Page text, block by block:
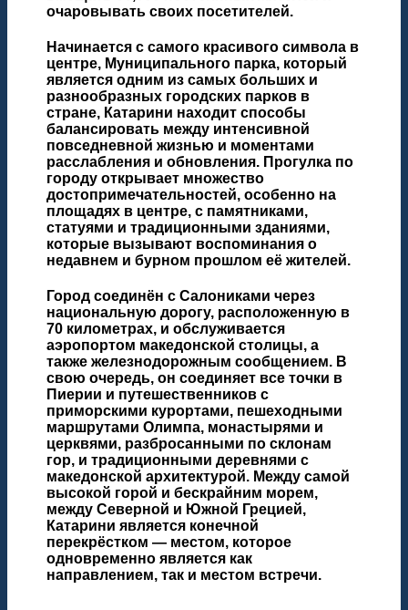
очаровывать своих посетителей.
Начинается с самого красивого символа в
центре, Муниципального парка, который
является одним из самых больших и
разнообразных городских парков в
стране, Катарини находит способы
балансировать между интенсивной
повседневной жизнью и моментами
расслабления и обновления. Прогулка по
городу открывает множество
достопримечательностей, особенно на
площадях в центре, с памятниками,
статуями и традиционными зданиями,
которые вызывают воспоминания о
недавнем и бурном прошлом её жителей.
Город соединён с Салониками через
национальную дорогу, расположенную в
70 километрах, и обслуживается
аэропортом македонской столицы, а
также железнодорожным сообщением. В
свою очередь, он соединяет все точки в
Пиерии и путешественников с
приморскими курортами, пешеходными
маршрутами Олимпа, монастырями и
церквями, разбросанными по склонам
гор, и традиционными деревнями с
македонской архитектурой. Между самой
высокой горой и бескрайним морем,
между Северной и Южной Грецией,
Катарини является конечной
перекрёстком — местом, которое
одновременно является как
направлением, так и местом встречи.